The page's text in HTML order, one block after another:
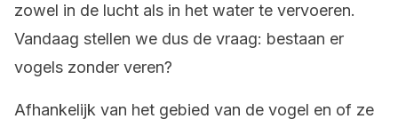
zowel in de lucht als in het water te vervoeren.
Vandaag stellen we dus de vraag: bestaan er
vogels zonder veren?
Afhankelijk van het gebied van de vogel en of ze